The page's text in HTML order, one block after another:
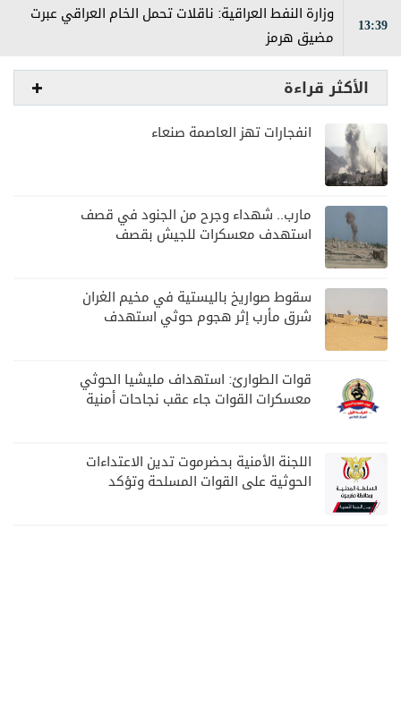
13:39
وزارة النفط العراقية: ناقلات تحمل الخام العراقي عبرت
مضيق هرمز
الأكثر قراءة
انفجارات تهز العاصمة صنعاء
مارب.. شهداء وجرح من الجنود في قصف
استهدف معسكرات للجيش بقصف
سقوط صواريخ باليستية في مخيم الغران
شرق مأرب إثر هجوم حوثي استهدف
قوات الطوارئ: استهداف مليشيا الحوثي
معسكرات القوات جاء عقب نجاحات أمنية
اللجنة الأمنية بحضرموت تدين الاعتداءات
الحوثية على القوات المسلحة وتؤكد